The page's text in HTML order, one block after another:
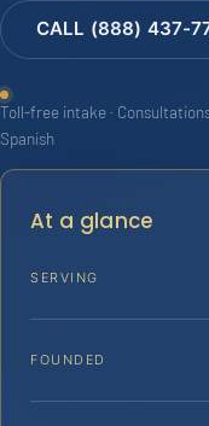
CALL (888) 437-
Toll-free intake ·
Spanish
At a glance
SERVING
FOUNDED